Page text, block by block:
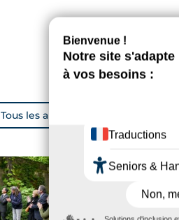
Tous les articles